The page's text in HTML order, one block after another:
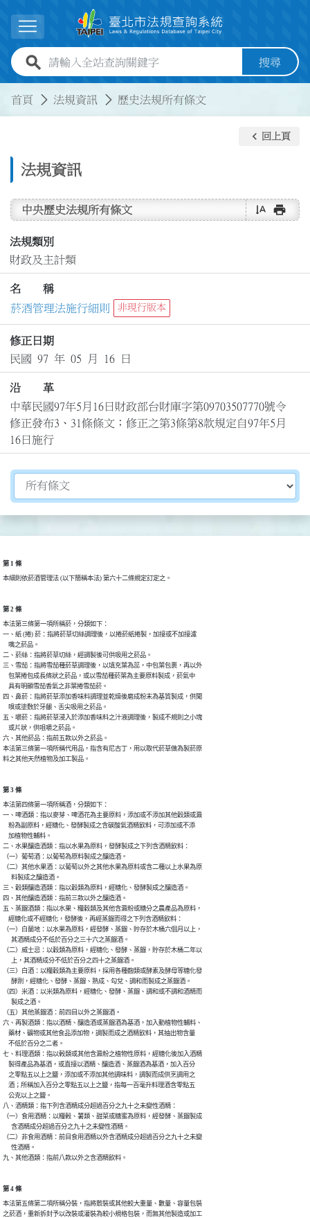
展開選單
全站查詢關鍵字欄位 搜尋
首頁 法規資訊 歷史法規所有條文
法規資訊
keyboard_arrow_left 回上頁
中央歷史法規所有條文 text_rotate_vertical print
法規類別
財政及主計類
名 稱
菸酒管理法施行細則
非現行版本
修正日期
民國 97 年 05 月 16 日
沿 革
中華民國97年5月16日財政部台財庫字第09703507770號令
修正發布3、31條條文；修正之第3條第8款規定自97年5月
16日施行
切換選擇法規資訊內容
第 1 條
本細則依菸酒管理法 (以下簡稱本法) 第六十二條規定訂定之。
第 2 條
本法第三條第一項所稱菸，分類如下：
一、紙 (捲) 菸：指將菸草切絲調理後，以捲菸紙捲製，加接或不加接濾
    嘴之菸品。
二、菸絲：指將菸草切絲，經調製後可供吸用之菸品。
三、雪茄：指將雪茄種菸草調理後，以填充葉為蕊，中包葉包裹，再以外
    包葉捲包成長條狀之菸品，或以雪茄種菸葉為主要原料製成，菸氣中
    具有明顯雪茄香氣之非葉捲雪茄菸。
四、鼻菸：指將菸草添加香味料調理並乾燥後磨成粉末為基質製成，供聞
    嗅或塗敷於牙齦、舌尖吸用之菸品。
五、嚼菸：指將菸草浸入於添加香味料之汁液調理後，製成不規則之小塊
    或片狀，供咀嚼之菸品。
六、其他菸品：指前五款以外之菸品。
本法第三條第一項所稱代用品，指含有尼古丁，用以取代菸草做為製菸原
料之其他天然植物及加工製品。
第 3 條
本法第四條第一項所稱酒，分類如下：
一、啤酒類：指以麥芽、啤酒花為主要原料，添加或不添加其他穀類或澱
    粉為副原料，經糖化、發酵製成之含碳酸氣酒精飲料，可添加或不添
    加植物性輔料。
二、水果釀造酒類：指以水果為原料，發酵製成之下列含酒精飲料：
（一）葡萄酒：以葡萄為原料製成之釀造酒。
（二）其他水果酒：以葡萄以外之其他水果為原料或含二種以上水果為原
      料製成之釀造酒。
三、穀類釀造酒類：指以穀類為原料，經糖化、發酵製成之釀造酒。
四、其他釀造酒類：指前三款以外之釀造酒。
五、蒸餾酒類：指以水果、糧穀類及其他含澱粉或糖分之農產品為原料，
    經糖化或不經糖化，發酵後，再經蒸餾而得之下列含酒精飲料：
（一）白蘭地：以水果為原料，經發酵、蒸餾、貯存於木桶六個月以上，
      其酒精成分不低於百分之三十六之蒸餾酒。
（二）威士忌：以穀類為原料，經糖化、發酵、蒸餾，貯存於木桶二年以
      上，其酒精成分不低於百分之四十之蒸餾酒。
（三）白酒：以糧穀類為主要原料，採用各種麴類或酵素及酵母等糖化發
      酵劑，經糖化、發酵、蒸餾、熟成、勾兌、調和而製成之蒸餾酒。
（四）米酒：以米類為原料，經糖化、發酵、蒸餾、調和或不調和酒精而
      製成之酒。
（五）其他蒸餾酒：前四目以外之蒸餾酒。
六、再製酒類：指以酒精、釀造酒或蒸餾酒為基酒，加入動植物性輔料、
    藥材、礦物或其他食品添加物，調製而成之酒精飲料，其抽出物含量
    不低於百分之二者。
七、料理酒類：指以榖類或其他含澱粉之植物性原料，經糖化後加入酒精
    製得產品為基酒，或直接以酒精、釀造酒、蒸餾酒為基酒，加入百分
    之零點五以上之鹽，添加或不添加其他調味料，調製而成供烹調用之
    酒；所稱加入百分之零點五以上之鹽，指每一百毫升料理酒含零點五
    公克以上之鹽。
八、酒精類：指下列含酒精成分超過百分之九十之未變性酒精：
（一）食用酒精：以糧榖、薯類、甜菜或糖蜜為原料，經發酵、蒸餾製成
      含酒精成分超過百分之九十之未變性酒精。
（二）非食用酒精：前目食用酒精以外含酒精成分超過百分之九十之未變
      性酒精。
九、其他酒類：指前八款以外之含酒精飲料。
第 4 條
本法第五條第二項所稱分裝，指將散裝或其他較大重量、數量、容量包裝
之菸酒，重新拆封予以改裝或灌裝為較小規格包裝，而無其他製造或加工